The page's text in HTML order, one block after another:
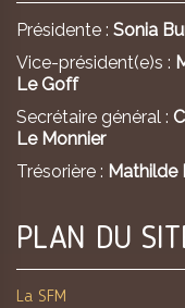
Présidente : Sonia
Vice-président(e)s :
Le Goff
Secrétaire général :
Le Monnier
Trésorière : Mathilde
PLAN DU
La SFM